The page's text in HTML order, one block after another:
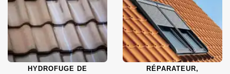
HYDROFUGE DE
RÉPARATEUR,